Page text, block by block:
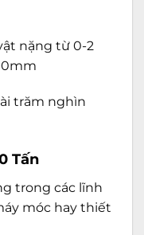
nặng từ 0-2
trăm nghìn
Tấn
trong các lĩnh
móc hay thiết